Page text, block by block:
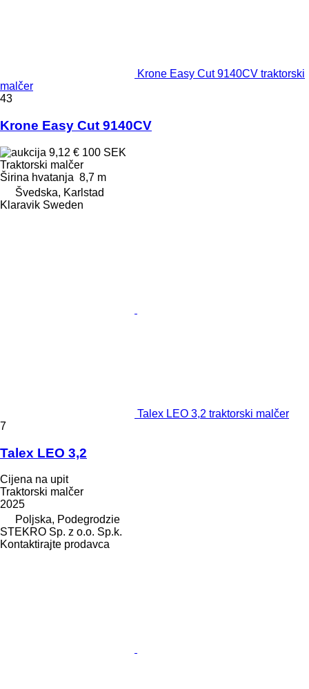
Krone Easy Cut 9140CV traktorski
malčer
43
Krone Easy Cut 9140CV
9,12 € 100 SEK
Traktorski malčer
Širina hvatanja 8,7 m
Švedska, Karlstad
Klaravik Sweden
Talex LEO 3,2 traktorski malčer
7
Talex LEO 3,2
Cijena na upit
Traktorski malčer
2025
Poljska, Podegrodzie
STEKRO Sp. z o.o. Sp.k.
Kontaktirajte prodavca